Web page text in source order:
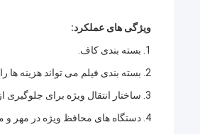
ویژگی های عملکرد:
1. بسته بندی کاف.
2. بسته بندی فیلم می تواند هزینه ها را کاهش دهد.
3. ساختار انتقال ویژه برای جلوگیری از آسیب بطری.
4. دستگاه های محافظ ویژه در مهر و موم نصب شده است که می تواند به طور موثر از بسته بندی اشتباه جلوگیری کند.